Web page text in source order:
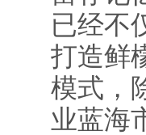
已经不
打造鲜
模式，
业蓝海